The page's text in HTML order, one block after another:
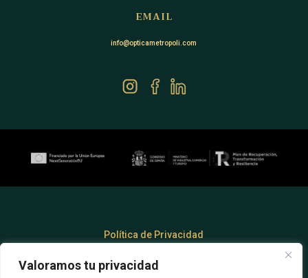
Valoramos tu privacidad
EMAIL
info@opticametropoli.com
Política de Privacidad